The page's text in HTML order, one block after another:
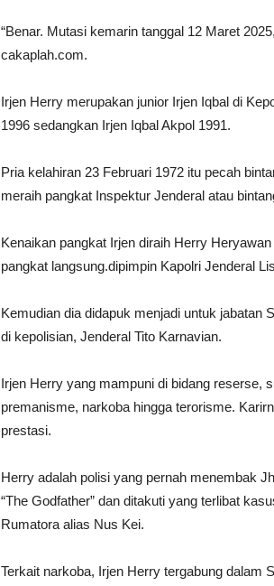
“Benar. Mutasi kemarin tanggal 12 Maret
cakaplah.com.
Irjen Herry merupakan junior Irjen Iqbal di
1996 sedangkan Irjen Iqbal Akpol 1991.
Pria kelahiran 23 Februari 1972 itu pecah
meraih pangkat Inspektur Jenderal atau
Kenaikan pangkat Irjen diraih Herry
pangkat langsung.dipimpin Kapolri Jenderal
Kemudian dia didapuk menjadi untuk jabatan
di kepolisian, Jenderal Tito Karnavian.
Irjen Herry yang mampuni di bidang reserse,
premanisme, narkoba hingga terorisme.
prestasi.
Herry adalah polisi yang pernah menembak
“The Godfather” dan ditakuti yang terlibat
Rumatora alias Nus Kei.
Terkait narkoba, Irjen Herry tergabung dalam